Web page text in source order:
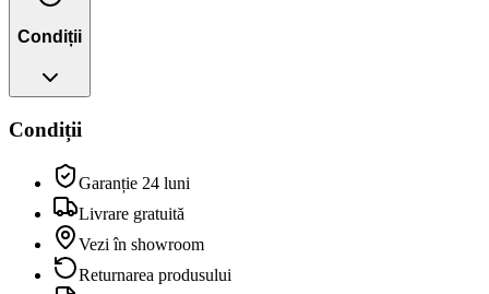
Condiții
Condiții
Garanție 24 luni
Livrare gratuită
Vezi în showroom
Returnarea produsului